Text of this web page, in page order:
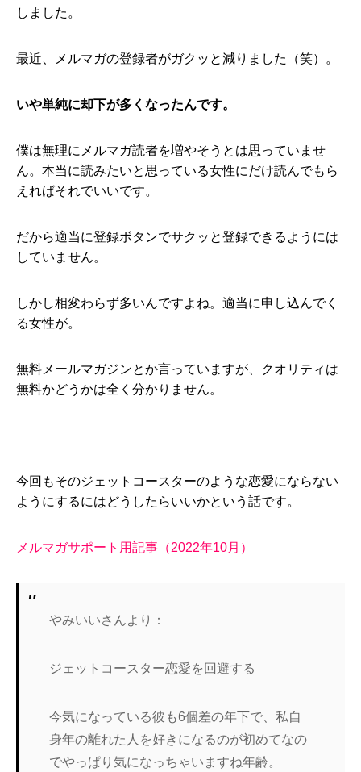
しました。
最近、メルマガの登録者がガクッと減りました（笑）。
いや単純に却下が多くなったんです。
僕は無理にメルマガ読者を増やそうとは思っていませ
ん。本当に読みたいと思っている女性にだけ読んでもら
えればそれでいいです。
だから適当に登録ボタンでサクッと登録できるようには
していません。
しかし相変わらず多いんですよね。適当に申し込んでく
る女性が。
無料メールマガジンとか言っていますが、クオリティは
無料かどうかは全く分かりません。
今回もそのジェットコースターのような恋愛にならない
ようにするにはどうしたらいいかという話です。
メルマガサポート用記事（2022年10月）
やみいいさんより：
ジェットコースター恋愛を回避する
今気になっている彼も6個差の年下で、私自
身年の離れた人を好きになるのが初めてなの
でやっぱり気になっちゃいますね年齢。